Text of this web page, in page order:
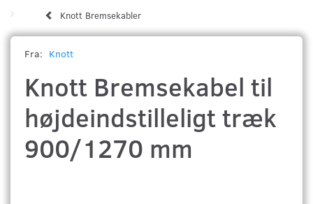
Knott Bremsekabler
Fra: Knott
Knott Bremsekabel til
højdeindstilleligt træk
900/1270 mm